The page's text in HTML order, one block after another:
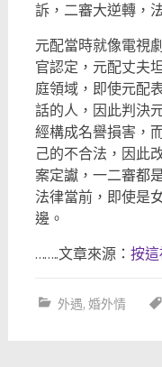
訴，二審大逆轉，
元配當時就像電視
官認定，元配丈夫
庭領域，即使元配
話的人，因此判決
經構成名譽損害，
己的不合法，因此
案定讞，一二審都
法律當前，即使是
邊。
……..文章來源： 按這
外遇, 婚外情